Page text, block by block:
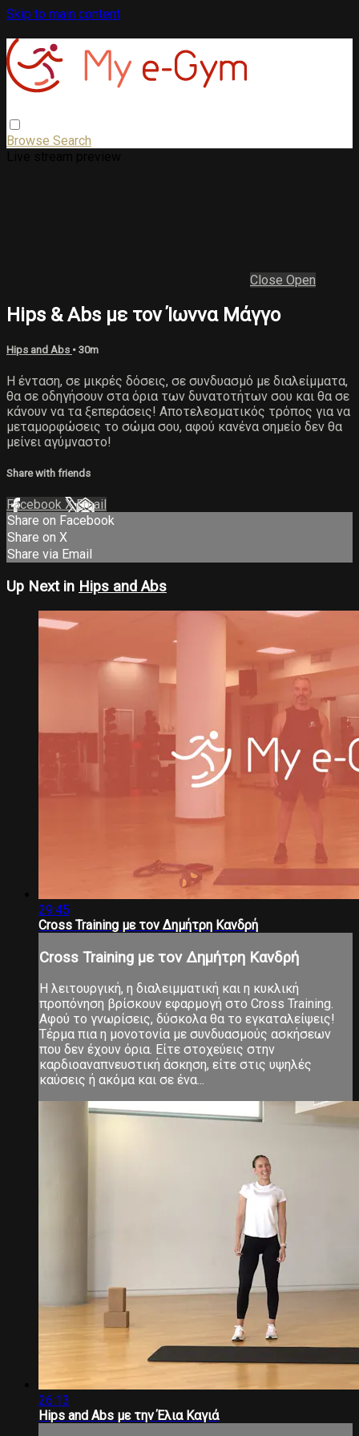
Skip to main content
Browse Search
Close Open
Hips & Abs με τον Ίωννα Μάγγο
Hips and Abs • 30m
Η ένταση, σε μικρές δόσεις, σε συνδυασμό με διαλείμματα,
θα σε οδηγήσουν στα όρια των δυνατοτήτων σου και θα σε
κάνουν να τα ξεπεράσεις! Αποτελεσματικός τρόπος για να
μεταμορφώσεις το σώμα σου, αφού κανένα σημείο δεν θα
μείνει αγύμναστο!
Share with friends
Facebook XEmail
Share on Facebook
Share on X
Share via Email
Up Next in Hips and Abs
29:45
Cross Training με τον Δημήτρη Κανδρή
Cross Training με τον Δημήτρη Κανδρή
Η λειτουργική, η διαλειμματική και η κυκλική
προπόνηση βρίσκουν εφαρμογή στο Cross Training.
Αφού το γνωρίσεις, δύσκολα θα το εγκαταλείψεις!
Τέρμα πια η μονοτονία με συνδυασμούς ασκήσεων
που δεν έχουν όρια. Είτε στοχεύεις στην
καρδιοαναπνευστική άσκηση, είτε στις υψηλές
καύσεις ή ακόμα και σε ένα...
26:13
Hips and Abs με την Έλια Καγιά